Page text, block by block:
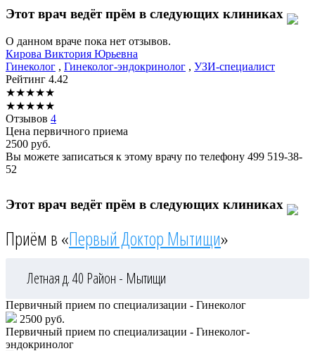
Этот врач ведёт прём в следующих клиниках
О данном враче пока нет отзывов.
Кирова Виктория Юрьевна
Гинеколог , Гинеколог-эндокринолог , УЗИ-специалист
Рейтинг 4.42
★★★★★
★★★★★
Отзывов 4
Цена первичного приема
2500 руб.
Вы можете записаться к этому врачу по телефону 499 519-38-
52
Этот врач ведёт прём в следующих клиниках
Приём в «Первый Доктор Мытищи»
Летная д. 40 Район - Мытищи
Первичный прием по специализации - Гинеколог
2500 руб.
Первичный прием по специализации - Гинеколог-
эндокринолог